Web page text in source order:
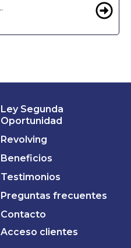
Ley Segunda
Oportunidad
Revolving
Beneficios
Testimonios
Preguntas frecuentes
Contacto
Acceso clientes